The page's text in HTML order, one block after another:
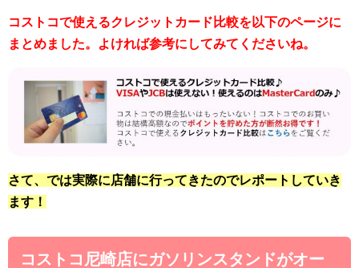
コストコで使えるクレジットカード比較を以下のページに
まとめました。よければ参考にしてみてくださいね。
さて、では実際に店舗に行ってきたのでレポートしていき
ます！
コストコ尼崎店にガソリンスタンドがオー